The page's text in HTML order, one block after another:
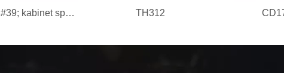
ES106 6&#39; kabinet speaker tahan air, kabinet plastik, IP46 TH312